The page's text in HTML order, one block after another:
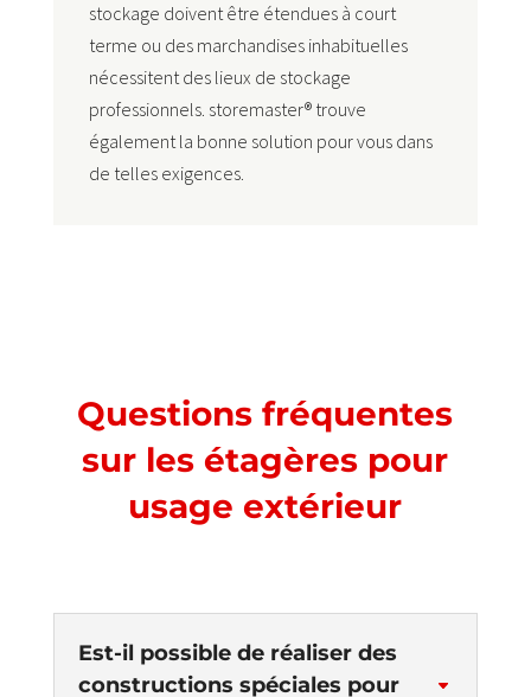
stockage doivent être étendues à court
terme ou des marchandises inhabituelles
nécessitent des lieux de stockage
professionnels. storemaster® trouve
également la bonne solution pour vous dans
de telles exigences.
Questions fréquentes
sur les étagères pour
usage extérieur
C
Est-il possible de réaliser des
constructions spéciales pour